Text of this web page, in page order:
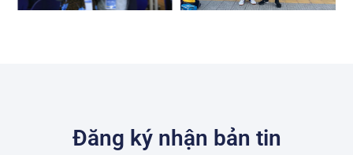
Đăng ký nhận bản tin